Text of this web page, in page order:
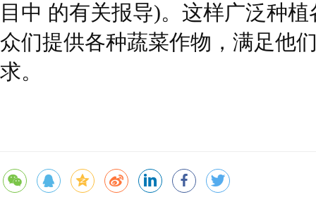
目中 的有关报导)。这样广泛种
众们提供各种蔬菜作物，满足他
求。